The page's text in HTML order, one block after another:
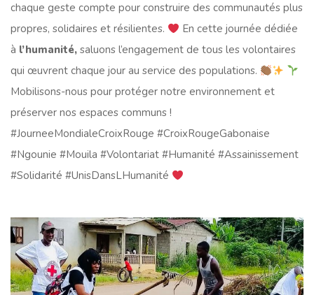
chaque geste compte pour construire des communautés plus
propres, solidaires et résilientes.
En cette journée dédiée
à l’humanité, saluons l’engagement de tous les volontaires
qui œuvrent chaque jour au service des populations.
Mobilisons-nous pour protéger notre environnement et
préserver nos espaces communs !
#JourneeMondialeCroixRouge #CroixRougeGabonaise
#Ngounie #Mouila #Volontariat #Humanité #Assainissement
#Solidarité #UnisDansLHumanité